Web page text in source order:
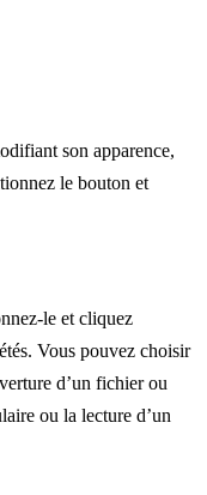
son apparence,
le bouton et
le et cliquez
Vous pouvez choisir
d’un fichier ou
ou la lecture d’un